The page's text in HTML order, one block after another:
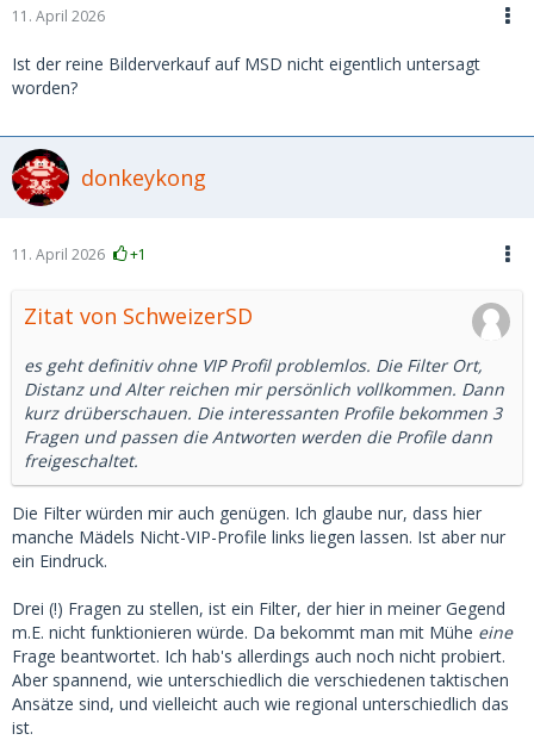
11. April 2026
Ist der reine Bilderverkauf auf MSD nicht eigentlich untersagt
worden?
donkeykong
11. April 2026 +1
Zitat von SchweizerSD
es geht definitiv ohne VIP Profil problemlos. Die Filter Ort,
Distanz und Alter reichen mir persönlich vollkommen. Dann
kurz drüberschauen. Die interessanten Profile bekommen 3
Fragen und passen die Antworten werden die Profile dann
freigeschaltet.
Die Filter würden mir auch genügen. Ich glaube nur, dass hier
manche Mädels Nicht-VIP-Profile links liegen lassen. Ist aber nur
ein Eindruck.
Drei (!) Fragen zu stellen, ist ein Filter, der hier in meiner Gegend
m.E. nicht funktionieren würde. Da bekommt man mit Mühe eine
Frage beantwortet. Ich hab's allerdings auch noch nicht probiert.
Aber spannend, wie unterschiedlich die verschiedenen taktischen
Ansätze sind, und vielleicht auch wie regional unterschiedlich das
ist.